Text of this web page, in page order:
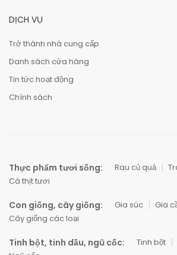
DỊCH VỤ
Trở thành nhà cung cấp
Danh sách cửa hàng
Tin tức hoạt động
Chính sách
Thực phẩm tươi sống: Rau củ quả
Cá thịt tươi
Con giống, cây giống: Gia súc Gia
Cây giống các loại
Tinh bột, tinh dầu, ngũ cốc: Tinh bột